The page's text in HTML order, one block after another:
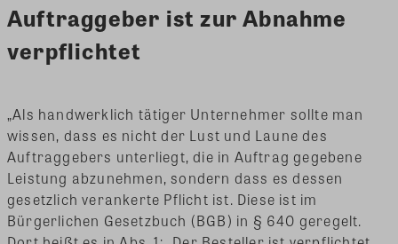
Auftraggeber ist zur Abnahme
verpflichtet
„Als handwerklich tätiger Unternehmer sollte man
wissen, dass es nicht der Lust und Laune des
Auftraggebers unterliegt, die in Auftrag gegebene
Leistung abzunehmen, sondern dass es dessen
gesetzlich verankerte Pflicht ist. Diese ist im
Bürgerlichen Gesetzbuch (BGB) in § 640 geregelt.